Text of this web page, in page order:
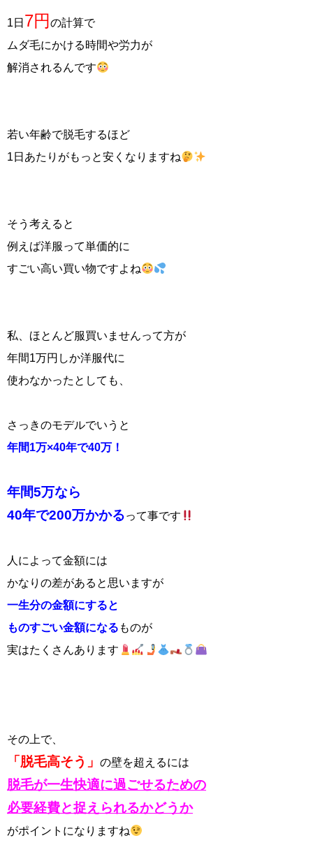
1日 7円 の計算で
ムダ毛にかける時間や労力が
解消されるんです
若い年齢で脱毛するほど
1日あたりがもっと安くなりますね
そう考えると
例えば洋服って単価的に
すごい高い買い物ですよね
私、ほとんど服買いませんって方が
年間1万円しか洋服代に
使わなかったとしても、
さっきのモデルでいうと
年間1万×40年で40万！
年間5万なら
40年で200万かかるって事です
人によって金額には
かなりの差があると思いますが
一生分の金額にすると
ものすごい金額になる ものが
実はたくさんあります
その上で、
「脱毛高そう」 の壁を超えるには
脱毛が一生快適に過ごせるための
必要経費と捉えられるかどうか
がポイントになりますね